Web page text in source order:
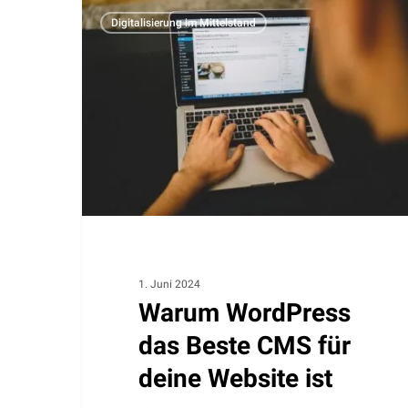
Warum
WordPress
Digitalisierung im Mittelstand
1. Juni 2024
Warum WordPress
das Beste CMS für
deine Website ist